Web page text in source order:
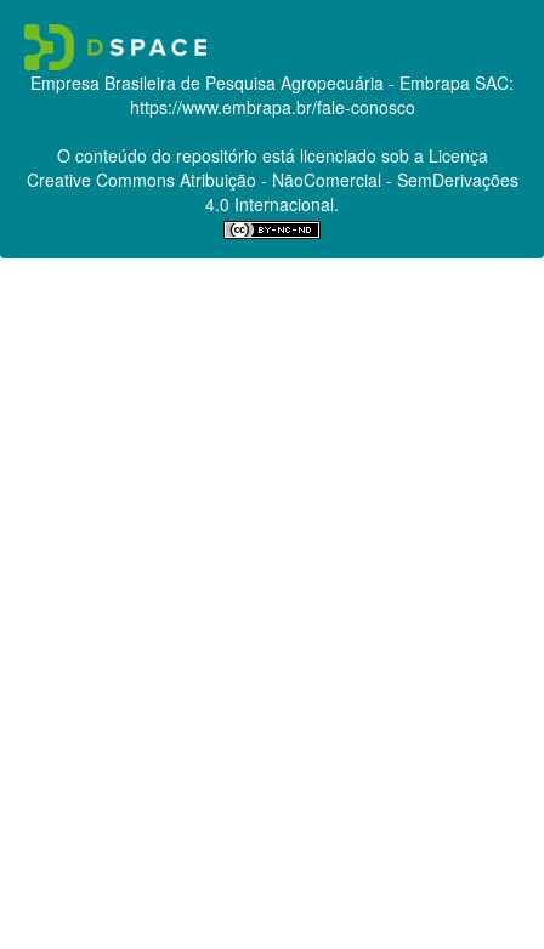
Empresa Brasileira de Pesquisa Agropecuária - Embrapa SAC:
https://www.embrapa.br/fale-conosco
O conteúdo do repositório está licenciado sob a Licença
Creative CommonsAtribuição - NãoComercial - SemDerivações
4.0 Internacional.